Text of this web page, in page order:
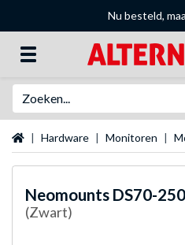
Nu besteld,
Startpagina
Hardware Monitoren
Neomounts DS70-
(Zwart)